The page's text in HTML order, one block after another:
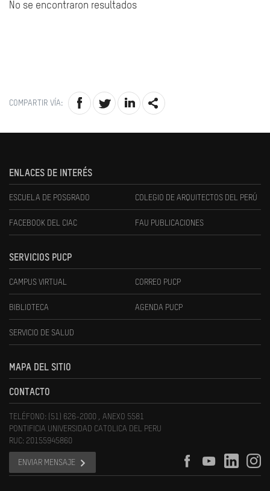
No se encontraron resultados
COMPARTIR VÍA:
ENLACES DE INTERÉS
ESCUELA DE POSGRADO COLEGIO DE ARQUITECTOS DEL PERÚ
FACEBOOK DEL CIAC FAU PUBLICACIONES
SERVICIOS PUCP
CAMPUS VIRTUAL CORREO PUCP
BIBLIOTECA AGENDA PUCP
SERVICIO DE SALUD
MAPA DEL SITIO
CONTACTO
TELÉFONO: (51) 626-2000 , ANEXO 5581
PONTIFICIA UNIVERSIDAD CATOLICA DEL PERU
RUC: 20155945860
ENVIAR MENSAJE